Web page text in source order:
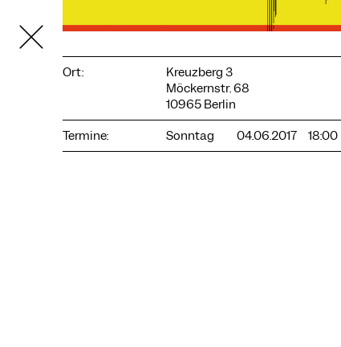
Ort:
Kreuzberg 3
Möckernstr. 68
10965 Berlin
Termine:
Sonntag 04.06.2017 18:00